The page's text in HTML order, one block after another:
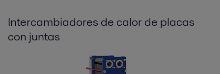
Intercambiadores de calor de placas
con juntas